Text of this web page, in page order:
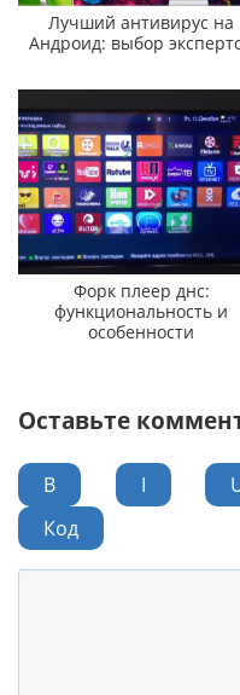
Лучший антивирус на
Андроид: выбор
Форк плеер днс:
функциональность и
особенности
Оставьте
B I
Код